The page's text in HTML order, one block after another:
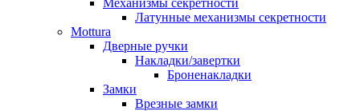
Механизмы секретности
Латунные механизмы секретности
Mottura
Дверные ручки
Накладки/завертки
Броненакладки
Замки
Врезные замки